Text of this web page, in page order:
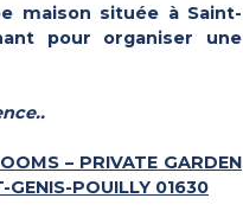
maison située à Saint-
pour organiser une
– PRIVATE GARDEN
GENIS-POUILLY 01630